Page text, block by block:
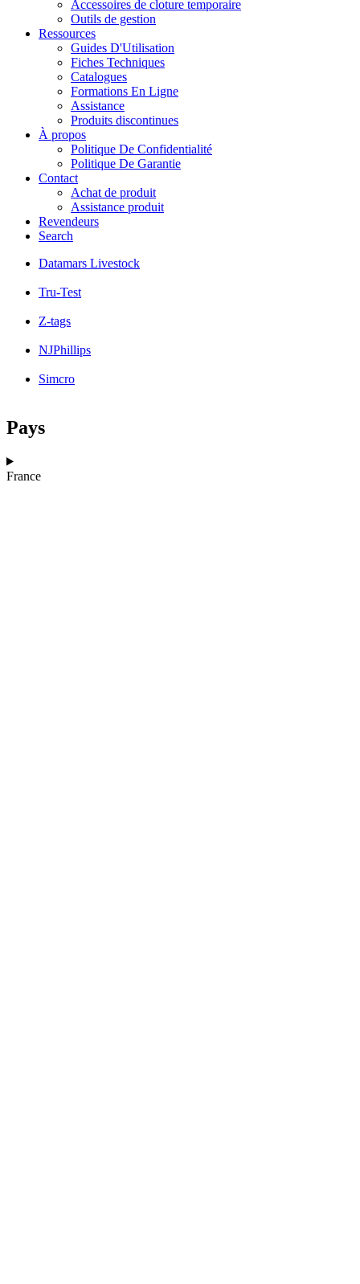
Accessoires de cloture temporaire
Outils de gestion
Ressources
Guides D'Utilisation
Fiches Techniques
Catalogues
Formations En Ligne
Assistance
Produits discontinues
À propos
Politique De Confidentialité
Politique De Garantie
Contact
Achat de produit
Assistance produit
Revendeurs
Search
Datamars Livestock
Tru-Test
Z-tags
NJPhillips
Simcro
Pays
France